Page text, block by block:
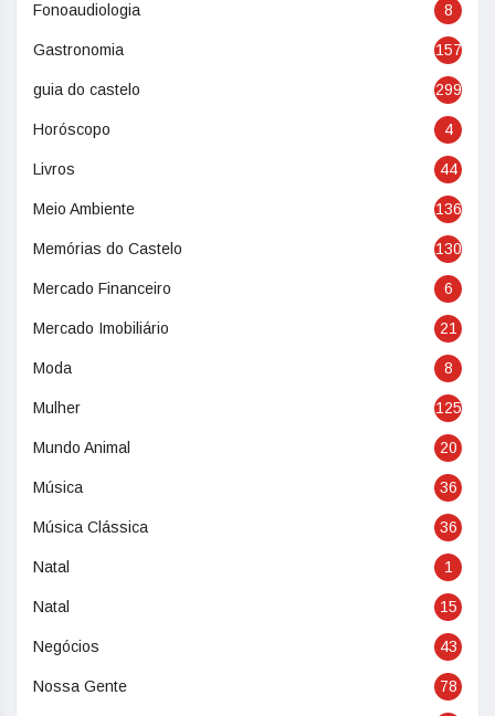
Fonoaudiologia 8
Gastronomia 157
guia do castelo 299
Horóscopo 4
Livros 44
Meio Ambiente 136
Memórias do Castelo 130
Mercado Financeiro 6
Mercado Imobiliário 21
Moda 8
Mulher 125
Mundo Animal 20
Música 36
Música Clássica 36
Natal 1
Natal 15
Negócios 43
Nossa Gente 78